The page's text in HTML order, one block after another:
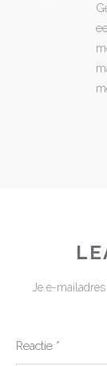
Je e-
Reactie *